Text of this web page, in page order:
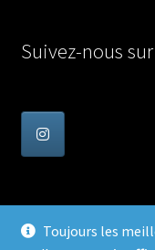
Toujours les
Suivez-nous